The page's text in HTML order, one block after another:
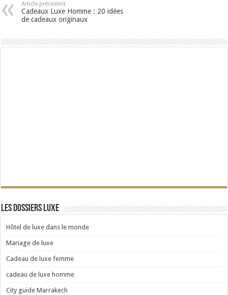
Article précédent
Cadeaux Luxe Homme : 20 idées
de cadeaux originaux
Les dossiers Luxe
Hôtel de luxe dans le monde
Mariage de luxe
Cadeau de luxe femme
cadeau de luxe homme
City guide Marrakech